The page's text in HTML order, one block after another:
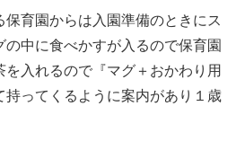
育園からは入園準備のときにス
の中に食べかすが入るので保育園
入れるので『マグ＋おかわり用
持ってくるように案内があり１歳